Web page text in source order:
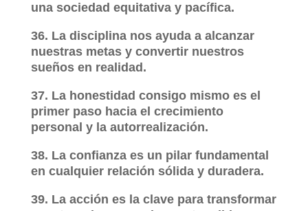
una sociedad equitativa y pacífica.
36. La disciplina nos ayuda a alcanzar
nuestras metas y convertir nuestros
sueños en realidad.
37. La honestidad consigo mismo es el
primer paso hacia el crecimiento
personal y la autorrealización.
38. La confianza es un pilar fundamental
en cualquier relación sólida y duradera.
39. La acción es la clave para transformar